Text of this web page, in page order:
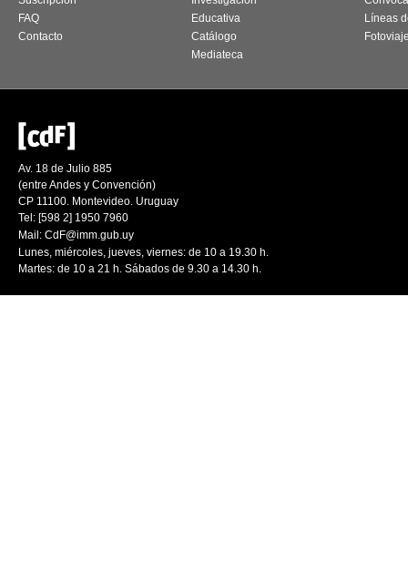
FAQ
Contacto
Educativa
Catálogo
Mediateca
Líneas
Av. 18 de Julio 885
(entre Andes y Convención)
CP 11100. Montevideo. Uruguay
Tel: [598 2] 1950 7960
Mail: CdF@imm.gub.uy
Lunes, miércoles, jueves, viernes: de 10 a 19.30 h.
Martes: de 10 a 21 h. Sábados de 9.30 a 14.30 h.